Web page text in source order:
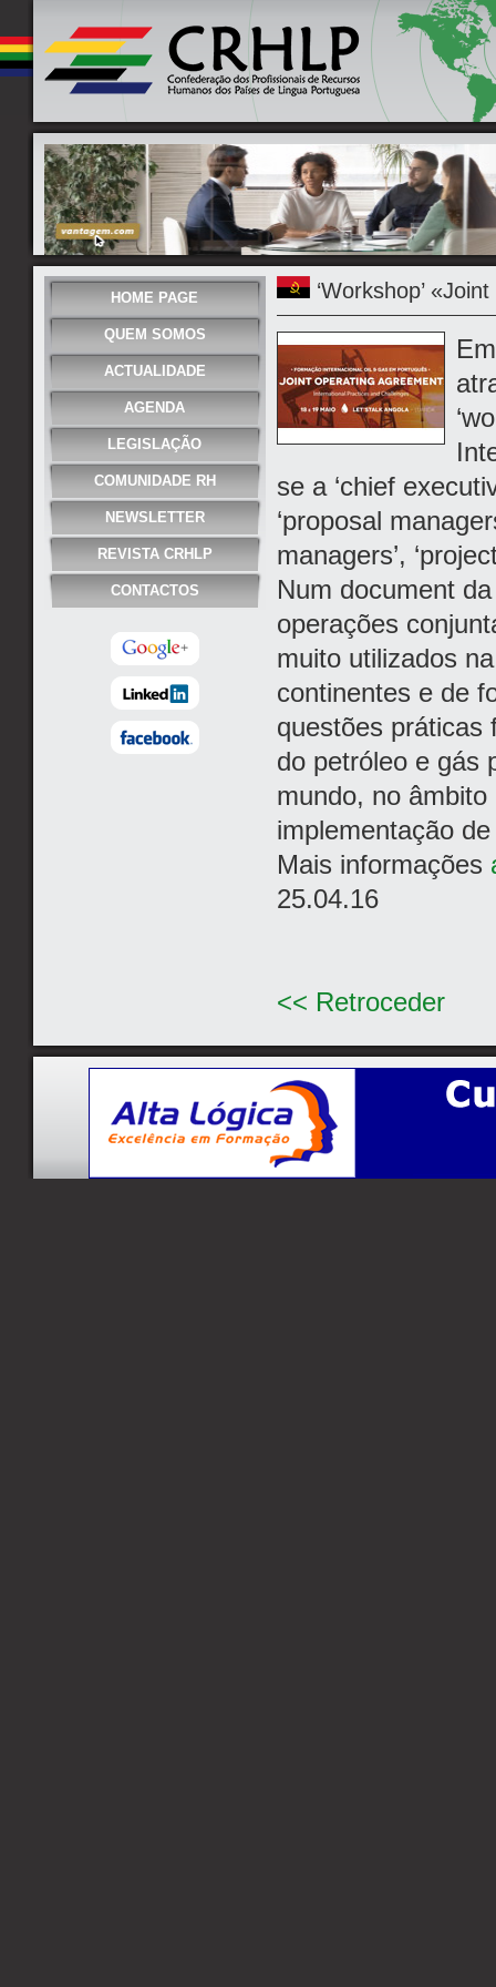
HOME PAGE
QUEM SOMOS
ACTUALIDADE
AGENDA
LEGISLAÇÃO
COMUNIDADE RH
NEWSLETTER
REVISTA CRHLP
CONTACTOS
‘Workshop’
se a ‘chief
‘proposal
managers’,
Num document
operações
muito utilizados
continentes e de
questões práticas
do petróleo e gás
mundo, no
implementação
Mais informações
25.04.16
<< Retroceder